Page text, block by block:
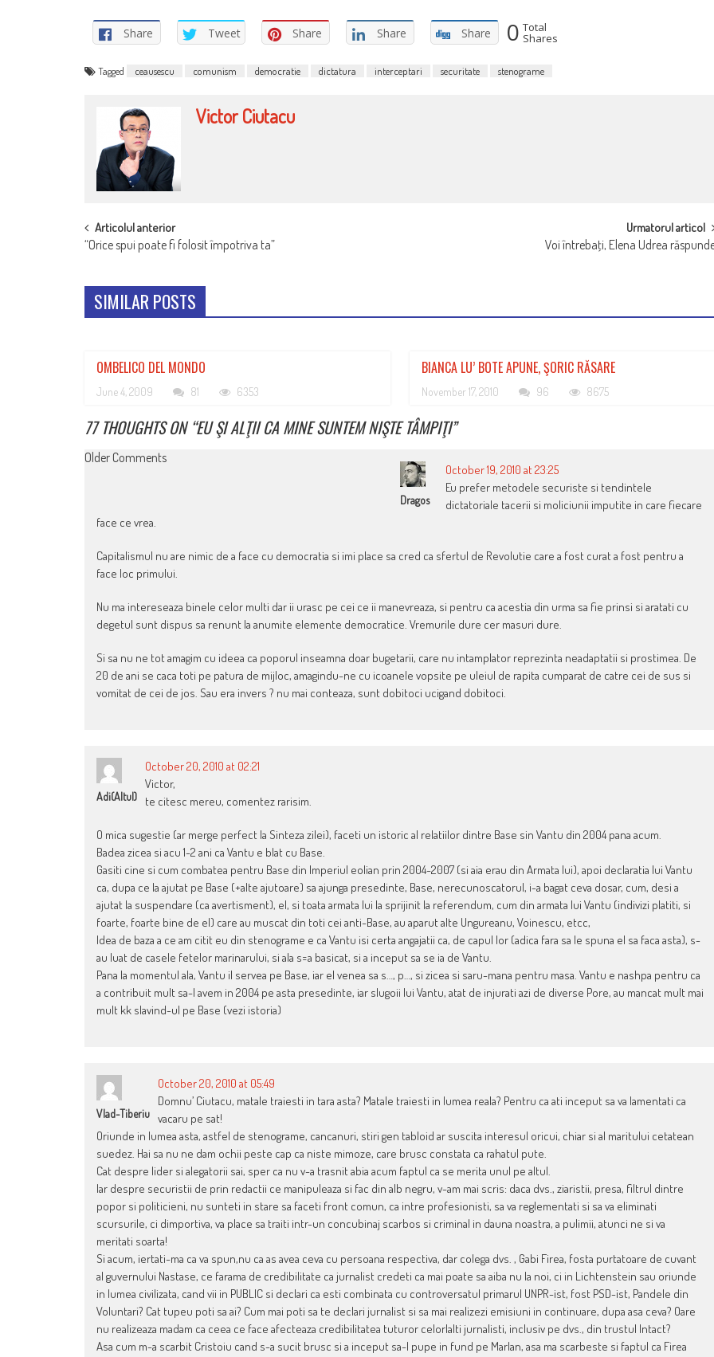
Share Tweet Share Share Share 0 Total
Shares
Tagged ceausescu comunism democratie dictatura interceptari securitate stenograme
Victor Ciutacu
POST
NAVIGATION
Articolul anterior
“Orice spui poate fi folosit împotriva ta”
Urmatorul articol
Voi întrebaţi, Elena Udrea
SIMILAR POSTS
OMBELICO DEL MONDO
June 4, 2009 81 6353
BIANCA LU’ BOTE APUNE, ŞORIC RĂSARE
November 17, 2010 96 8675
77 THOUGHTS ON “EU ŞI ALŢII CA MINE SUNTEM NIŞTE TÂMPIŢI”
COMMENT
Older Comments
Dragos
October 19, 2010 at 23:25
Eu prefer metodele securiste si tendintele
dictatoriale tacerii si moliciunii imputite in care fiecare
face ce vrea.
Capitalismul nu are nimic de a face cu democratia si imi place sa cred ca sfertul de Revolutie care a fost curat a fost pentru a
face loc primului.
Nu ma intereseaza binele celor multi dar ii urasc pe cei ce ii manevreaza, si pentru ca acestia din urma sa fie prinsi si aratati cu
degetul sunt dispus sa renunt la anumite elemente democratice. Vremurile dure cer masuri dure.
Si sa nu ne tot amagim cu ideea ca poporul inseamna doar bugetarii, care nu intamplator reprezinta neadaptatii si prostimea. De
20 de ani se caca toti pe patura de mijloc, amagindu-ne cu icoanele vopsite pe uleiul de rapita cumparat de catre cei de sus si
vomitat de cei de jos. Sau era invers ? nu mai conteaza, sunt dobitoci ucigand dobitoci.
Adi(altul)
October 20, 2010 at 02:21
Victor,
te citesc mereu, comentez rarisim.
O mica sugestie (ar merge perfect la Sinteza zilei), faceti un istoric al relatiilor dintre Base sin Vantu din 2004 pana acum.
Badea zicea si acu 1-2 ani ca Vantu e blat cu Base.
Gasiti cine si cum combatea pentru Base din Imperiul eolian prin 2004-2007 (si aia erau din Armata lui), apoi declaratia lui Vantu
ca, dupa ce la ajutat pe Base (+alte ajutoare) sa ajunga presedinte, Base, nerecunoscatorul, i-a bagat ceva dosar, cum, desi a
ajutat la suspendare (ca avertisment), el, si toata armata lui la sprijinit la referendum, cum din armata lui Vantu (indivizi platiti, si
foarte, foarte bine de el) care au muscat din toti cei anti-Base, au aparut alte Ungureanu, Voinescu, etcc,
Idea de baza a ce am citit eu din stenograme e ca Vantu isi certa angajatii ca, de capul lor (adica fara sa le spuna el sa faca asta), s-
au luat de casele fetelor marinarului, si ala s=a basicat, si a inceput sa se ia de Vantu.
Pana la momentul ala, Vantu il servea pe Base, iar el venea sa s…, p…, si zicea si saru-mana pentru masa. Vantu e nashpa pentru ca
a contribuit mult sa-l avem in 2004 pe asta presedinte, iar slugoii lui Vantu, atat de injurati azi de diverse Pore, au mancat mult mai
mult kk slavind-ul pe Base (vezi istoria)
Vlad-Tiberiu
October 20, 2010 at 05:49
Domnu’ Ciutacu, matale traiesti in tara asta? Matale traiesti in lumea reala? Pentru ca ati inceput sa va lamentati ca
vacaru pe sat!
Oriunde in lumea asta, astfel de stenograme, cancanuri, stiri gen tabloid ar suscita interesul oricui, chiar si al maritului cetatean
suedez. Hai sa nu ne dam ochii peste cap ca niste mimoze, care brusc constata ca rahatul pute.
Cat despre lider si alegatorii sai, sper ca nu v-a trasnit abia acum faptul ca se merita unul pe altul.
Iar despre securistii de prin redactii ce manipuleaza si fac din alb negru, v-am mai scris: daca dvs., ziaristii, presa, filtrul dintre
popor si politicieni, nu sunteti in stare sa faceti front comun, ca intre profesionisti, sa va reglementati si sa va eliminati
scursurile, ci dimportiva, va place sa traiti intr-un concubinaj scarbos si criminal in dauna noastra, a pulimii, atunci ne si va
meritati soarta!
Si acum, iertati-ma ca va spun,nu ca as avea ceva cu persoana respectiva, dar colega dvs. , Gabi Firea, fosta purtatoare de cuvant
al guvernului Nastase, ce farama de credibilitate ca jurnalist credeti ca mai poate sa aiba nu la noi, ci in Lichtenstein sau oriunde
in lumea civilizata, cand vii in PUBLIC si declari ca esti combinata cu controversatul primarul UNPR-ist, fost PSD-ist, Pandele din
Voluntari? Cat tupeu poti sa ai? Cum mai poti sa te declari jurnalist si sa mai realizezi emisiuni in continuare, dupa asa ceva? Oare
nu realizeaza madam ca ceea ce face afecteaza credibilitatea tuturor celorlalti jurnalisti, inclusiv pe dvs., din trustul Intact?
Asa cum m-a scarbit Cristoiu cand s-a sucit brusc si a inceput sa-l pupe in fund pe Marlan, asa ma scarbeste si faptul ca Firea